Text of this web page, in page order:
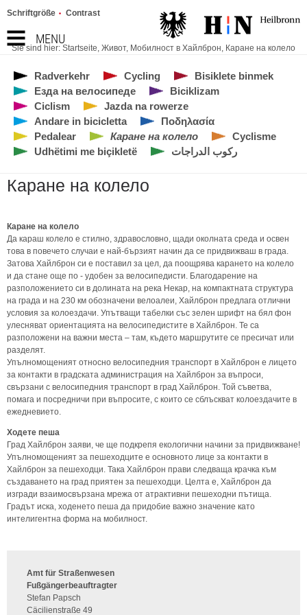
MENU
Schriftgröße Contrast
Sie sind hier: Startseite, Живот, Мобилност в Хайлброн, Каране на колело
Radverkehr Cycling
Bisiklete binmek
Езда на велосипеде
Biciklizam
Ciclism
Jazda na rowerze
Andare in bicicletta
Ποδηλασία
Pedalear
Каране на колело
Cyclisme
Udhëtimi me biçikletë
ركوب الدراجات
Каране на колело
Каране на колело
Да караш колело е стилно, здравословно, щади околната среда и освен
това в повечето случаи е най-бързият начин да се придвижваш в града.
Затова Хайлброн си е поставил за цел, да поощрява карането на колело
и да стане още по - удобен за велосипедисти. Благодарение на
разположението си в долината на река Некар, на компактната структура
на града и на 230 км обозначени велоалеи, Хайлброн предлага отлични
условия за колоездачи. Упътващи табелки със зелен шрифт на бял фон
улесняват ориентацията на велосипедистите в Хайлброн. Те са
разположени на важни места – там, където маршрутите се пресичат или
разделят.
Упълномощеният относно велосипедния транспорт в Хайлброн е лицето
за контакти в градската администрация на Хайлброн за въпроси,
свързани с велосипедния транспорт в град Хайлброн. Той съветва,
помага и посредничи при въпросите, с които се сблъскват колоездачите в
ежедневието.
Ходете пеша
Град Хайлброн заяви, че ще подкрепя екологични начини за придвижване!
Упълномощеният за пешеходците е основното лице за контакти в
Хайлброн за пешеходци. Така Хайлброн прави следваща крачка към
създаването на град приятен за пешеходци. Целта е, Хайлброн да
изгради взаимосвързана мрежа от атрактивни пешеходни пътища.
Градът иска, ходенето пеша да придобие важно значение като
интелигентна форма на мобилност.
Amt für Straßenwesen
Fußgängerbeauftragter
Stefan Papsch
Cäcilienstraße 49